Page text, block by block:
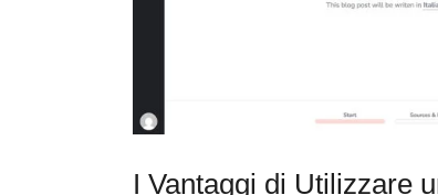
I Vantaggi di Utilizzare